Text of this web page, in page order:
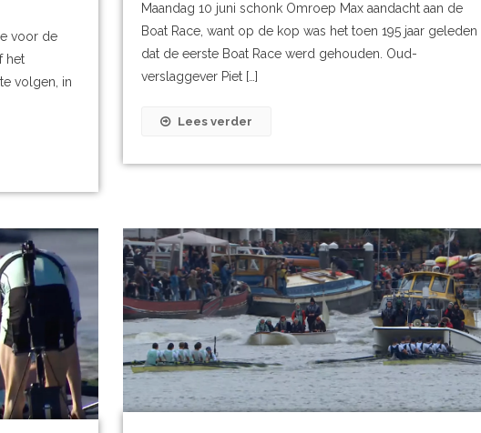
voor de
het
volgen, in
Maandag 10 juni schonk Omroep Max aandacht aan de
Boat Race, want op de kop was het toen 195 jaar geleden
dat de eerste Boat Race werd gehouden. Oud-
verslaggever Piet […]
Lees verder